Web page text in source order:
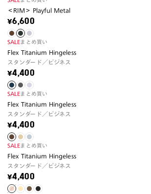
＜RIM＞ Playful Metal
¥6,600
SALEまとめ買い
Flex Titanium Hingeless
スタンダード／ビジネス
¥4,400
SALEまとめ買い
Flex Titanium Hingeless
スタンダード／ビジネス
¥4,400
SALEまとめ買い
Flex Titanium Hingeless
スタンダード／ビジネス
¥4,400